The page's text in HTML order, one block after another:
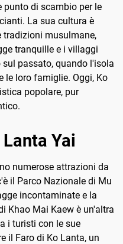
di scambio per le
La sua cultura è
musulmane,
tranquille e i villaggi
passato, quando l'isola
le loro famiglie. Oggi, Ko
popolare, pur
Yai
numerose attrazioni da
il Parco Nazionale di Mu
incontaminate e la
Khao Mai Kaew è un'altra
i turisti con le sue
il Faro di Ko Lanta, un